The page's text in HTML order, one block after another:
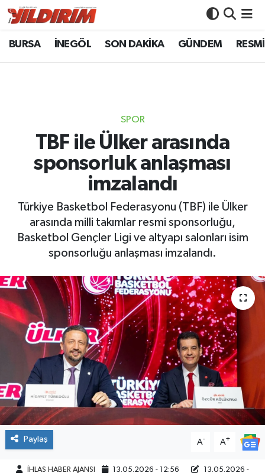
BURSA İNEGÖL SON DAKİKA GÜNDEM
SPOR
TBF ile Ülker arasında
sponsorluk anlaşması
imzalandı
Türkiye Basketbol Federasyonu (TBF) ile Ülker
arasında milli takımlar resmi sponsorluğu,
Basketbol Gençler Ligi ve altyapı salonları isim
sponsorluğu anlaşması imzalandı.
Paylaş A- A+
İHLAS HABER AJANSI 13.05.2026 - 12:56
13.05.2026 -
BURSA
GÜNDEM
RESMİ İLANLAR
SİYASET
YAŞAM
SPOR
Bursa Nöbetçi Eczaneler
Bursa Trafik Yoğunluk Haritası
Süper Lig Puan Durumu ve Fikstür
Son Dakika Haberleri
Haber Arşivi